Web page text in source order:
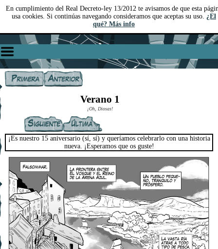
En cumplimiento del Real Decreto-ley 13/2012 te avisamos de que esta
usa cookies. Si continúas navegando consideramos que aceptas su uso. ¿El
qué? Más info
Verano 1
¡Oh, Diosas!
¡Es nuestro 15 aniversario (sí, sí) y queríamos celebrarlo con una historia
nueva. ¡Esperamos que os guste!